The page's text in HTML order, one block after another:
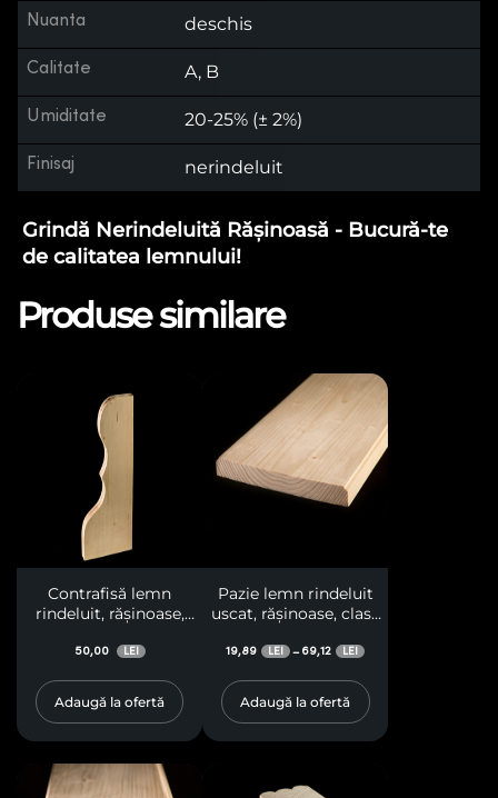
Nuanta deschis
Calitate A, B
Umiditate 20-25% (± 2%)
Finisaj nerindeluit
Grindă Nerindeluită Rășinoasă - Bucură-te
de calitatea lemnului!
Produse similare
Contrafisă lemn
rindeluit, rășinoase,
50,00 LEI
Adaugă la ofertă
Pazie lemn rindeluit
uscat, rășinoase, clasa
19,89 LEI – 69,12 LEI
Adaugă la ofertă